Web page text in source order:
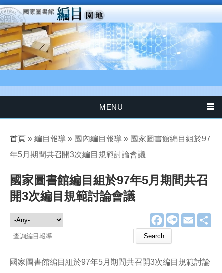
移至主內容
MENU
您在這裡
首頁 » 編目報導 » 國內編目報導 » 國家圖書館編目組於97
年5月期間共召開3次編目規範討論會議
國家圖書館編目組於97年5月期間共召
開3次編目規範討論會議
F
a
e
o
o
L
E
m
編目報導
國家圖書館編目組於97年5月期間共召開3次編目規範討論